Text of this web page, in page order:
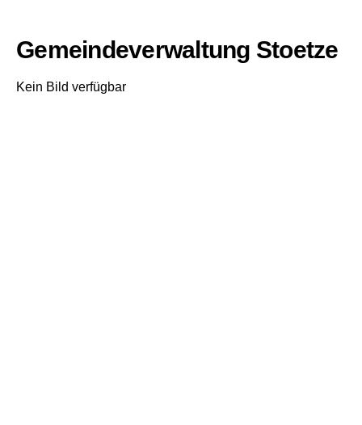
Gemeindeverwaltung Stoetze
Kein Bild verfügbar